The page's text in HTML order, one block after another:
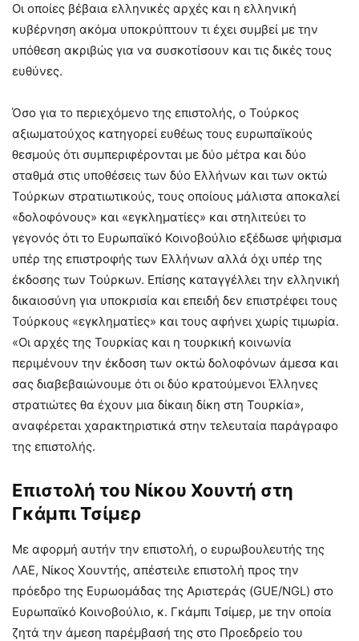
Οι οποίες βέβαια ελληνικές αρχές και η ελληνική
κυβέρνηση ακόμα υποκρύπτουν τι έχει συμβεί με την
υπόθεση ακριβώς για να συσκοτίσουν και τις δικές τους
ευθύνες.
Όσο για το περιεχόμενο της επιστολής, ο Τούρκος
αξιωματούχος κατηγορεί ευθέως τους ευρωπαϊκούς
θεσμούς ότι συμπεριφέρονται με δύο μέτρα και δύο
σταθμά στις υποθέσεις των δύο Ελλήνων και των οκτώ
Τούρκων στρατιωτικούς, τους οποίους μάλιστα αποκαλεί
«δολοφόνους» και «εγκληματίες» και στηλιτεύει το
γεγονός ότι το Ευρωπαϊκό Κοινοβούλιο εξέδωσε ψήφισμα
υπέρ της επιστροφής των Ελλήνων αλλά όχι υπέρ της
έκδοσης των Τούρκων. Επίσης καταγγέλλει την ελληνική
δικαιοσύνη για υποκρισία και επειδή δεν επιστρέφει τους
Τούρκους «εγκληματίες» και τους αφήνει χωρίς τιμωρία.
«Οι αρχές της Τουρκίας και η τουρκική κοινωνία
περιμένουν την έκδοση των οκτώ δολοφόνων άμεσα και
σας διαβεβαιώνουμε ότι οι δύο κρατούμενοι Έλληνες
στρατιώτες θα έχουν μια δίκαιη δίκη στη Τουρκία»,
αναφέρεται χαρακτηριστικά στην τελευταία παράγραφο
της επιστολής.
Επιστολή του Νίκου Χουντή στη
Γκάμπι Τσίμερ
Με αφορμή αυτήν την επιστολή, ο ευρωβουλευτής της
ΛΑΕ, Νίκος Χουντής, απέστειλε επιστολή προς την
πρόεδρο της Ευρωομάδας της Αριστεράς (GUE/NGL) στο
Ευρωπαϊκό Κοινοβούλιο, κ. Γκάμπι Τσίμερ, με την οποία
ζητά την άμεση παρέμβασή της στο Προεδρείο του